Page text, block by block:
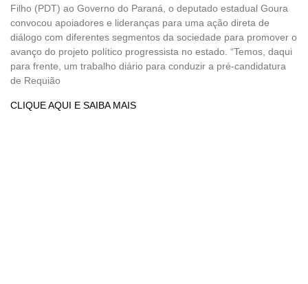
Filho (PDT) ao Governo do Paraná, o deputado estadual Goura
convocou apoiadores e lideranças para uma ação direta de
diálogo com diferentes segmentos da sociedade para promover o
avanço do projeto político progressista no estado. “Temos, daqui
para frente, um trabalho diário para conduzir a pré-candidatura
de Requião
CLIQUE AQUI E SAIBA MAIS